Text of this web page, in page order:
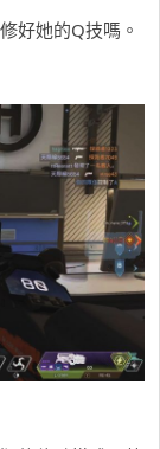
好她的Q技嗎。